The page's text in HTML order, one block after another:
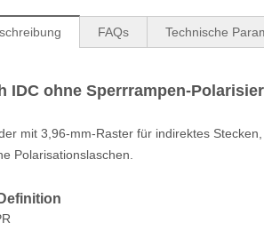
FAQs Technische
IDC ohne Sperrrampen-
mit 3,96-mm-Raster für indirektes
Polarisationslaschen